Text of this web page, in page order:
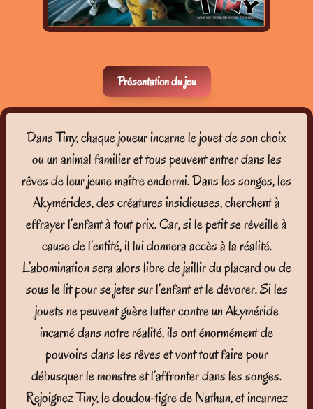
Présentation du jeu
Dans Tiny, chaque joueur incarne le jouet de son choix
ou un animal familier et tous peuvent entrer dans les
rêves de leur jeune maître endormi. Dans les songes, les
Akymérides, des créatures insidieuses, cherchent à
effrayer l’enfant à tout prix. Car, si le petit se réveille à
cause de l’entité, il lui donnera accès à la réalité.
L’abomination sera alors libre de jaillir du placard ou de
sous le lit pour se jeter sur l’enfant et le dévorer. Si les
jouets ne peuvent guère lutter contre un Akyméride
incarné dans notre réalité, ils ont énormément de
pouvoirs dans les rêves et vont tout faire pour
débusquer le monstre et l’affronter dans les songes.
Rejoignez Tiny, le doudou-tigre de Nathan, et incarnez